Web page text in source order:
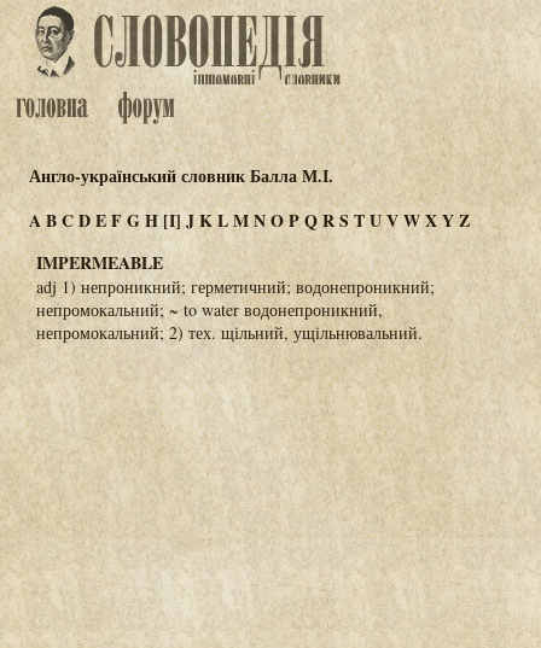
Англо-український словник Балла М.І.
ABCDEFGH[I] JKLMNOPQRSTUVWXYZ
IMPERMEABLE
adj 1) непроникний; герметичний; водонепроникний;
непромокальний; ~ to water водонепроникний,
непромокальний; 2) тех. щільний, ущільнювальний.